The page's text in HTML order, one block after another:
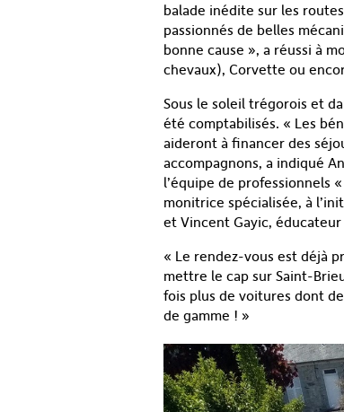
balade inédite sur les
passionnés de belles
bonne cause », a réussi à
chevaux), Corvette ou
Sous le soleil trégorois et
été comptabilisés. « Les
aideront à financer des
accompagnons, a indiqué
l’équipe de professionnels
monitrice spécialisée, à
et Vincent Gayic, éducateur
« Le rendez-vous est déjà
mettre le cap sur Saint-
fois plus de voitures dont
de gamme ! »